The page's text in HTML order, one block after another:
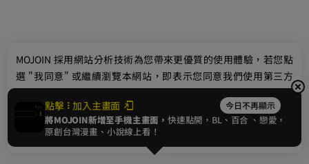
點擊 加入主畫面 今日不再顯示
將MOJOIN新增至手機主畫面，快速點開，BL、 百合 、戀愛，
原創台灣漫畫、小說線上看！
MOJOIN 採用網站分析技術為您帶來更優質的使用體驗，若您點
選 "我同意" 或繼續瀏覽本網站，即表示您同意我們使用第三方
Cookie，欲瞭解更多資訊請見隱私權政策。
我同意